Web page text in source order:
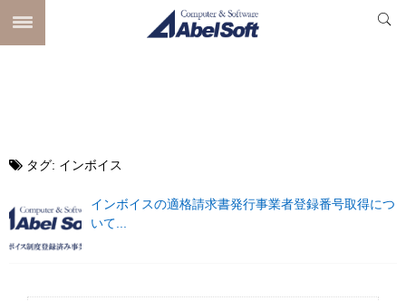
タグ: インボイス
インボイスの適格請求書発行事業者登録番号取得につ
いて...